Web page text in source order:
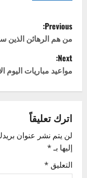
P
o
s
a
v
i
Previous:
من هم الرهائن
Next:
مواعيد مباريات اليوم الاثنين 13 أكتوبر
اترك تعليقاً
لن يتم نشر عنوان
إليها بـ*
التعليق *